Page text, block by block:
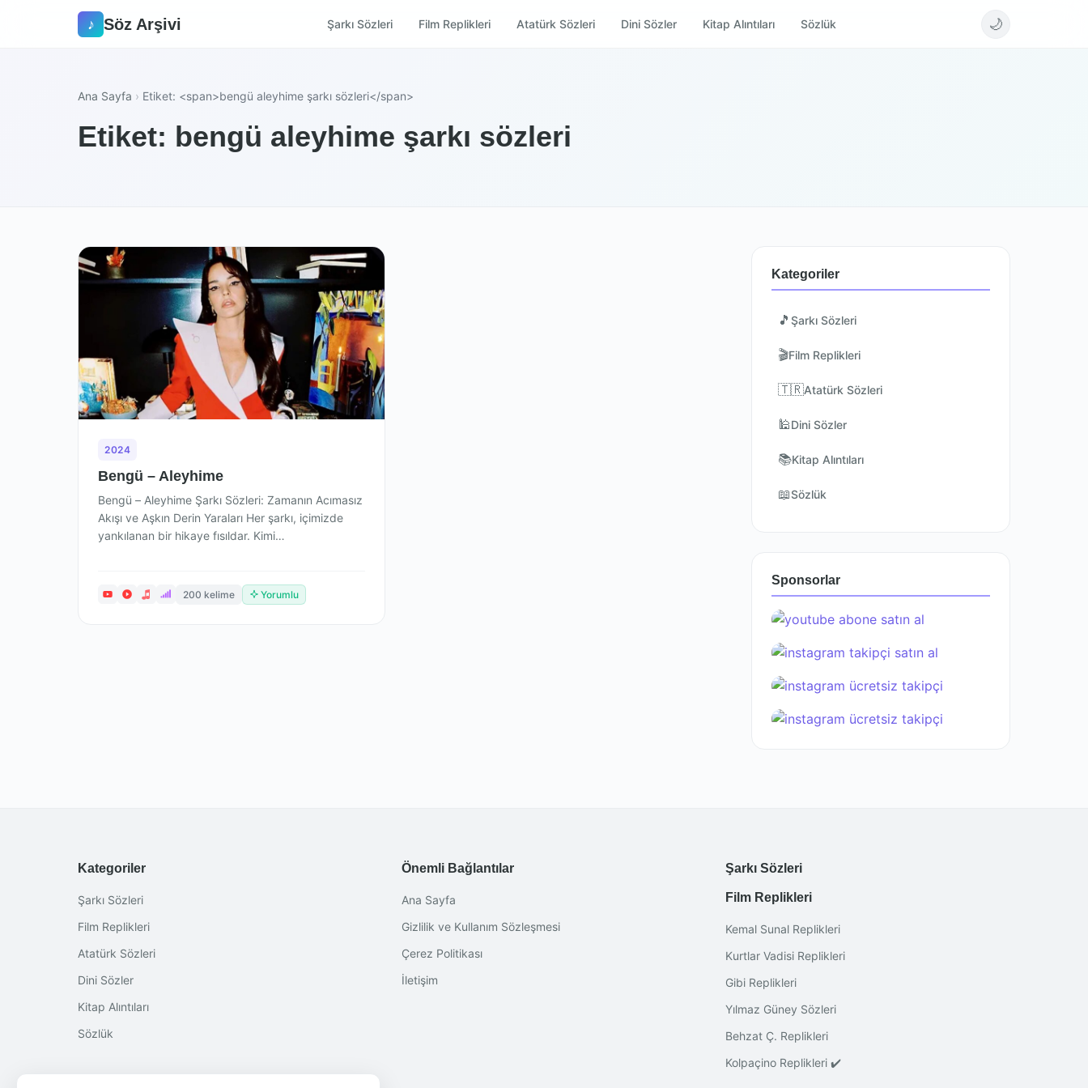
♪ Söz Arşivi Şarkı Sözleri Film Replikleri Atatürk Sözleri Dini Sözler Kitap Alıntıları Sözlük 🌙
Ana Sayfa › Etiket: <span>bengü aleyhime şarkı sözleri</span>
Etiket: bengü aleyhime şarkı sözleri
2024
Bengü – Aleyhime
Bengü – Aleyhime Şarkı Sözleri: Zamanın Acımasız
Akışı ve Aşkın Derin Yaraları Her şarkı, içimizde
yankılanan bir hikaye fısıldar. Kimi…
200 kelime Yorumlu
Kategoriler
🎵 Şarkı Sözleri
🎬Film Replikleri
🇹🇷Atatürk Sözleri
🕌Dini Sözler
📚Kitap Alıntıları
📖Sözlük
Sponsorlar
Kategoriler
Şarkı Sözleri
Film Replikleri
Atatürk Sözleri
Dini Sözler
Kitap Alıntıları
Sözlük
Önemli Bağlantılar
Ana Sayfa
Gizlilik ve Kullanım Sözleşmesi
Çerez Politikası
İletişim
Şarkı Sözleri
Film Replikleri
Kemal Sunal Replikleri
Kurtlar Vadisi Replikleri
Gibi Replikleri
Yılmaz Güney Sözleri
Behzat Ç. Replikleri
Kolpaçino Replikleri ✔️